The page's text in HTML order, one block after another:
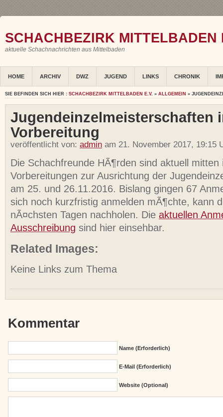
SCHACHBEZIRK MITTELBADEN
aktuelle Schachnachrichten aus Mittelbaden
HOME ARCHIV DWZ JUGEND LINKS CHRONIK
SIE BEFINDEN SICH HIER : SCHACHBEZIRK MITTELBADEN E.V. » ALLGEMEIN »
Jugendeinzelmeisterschaften
Vorbereitung
veröffentlicht von: admin am 21. November 2017, 19:15
Die Schachfreunde HÃ¶rden sind aktuell mitten
Vorbereitungen zur Ausrichtung der
am 25. und 26.11.2016. Bislang gingen 67
sich noch kurzfristig anmelden mÃ¶chte, kann
nÃ¤chsten Tagen nachholen. Die aktuellen
Ausschreibung sind hier einsehbar.
Related Images:
Keine Links zum Thema
Kommentar
Name (erforderlich)
E-Mail (erforderlich)
Website (Optional)